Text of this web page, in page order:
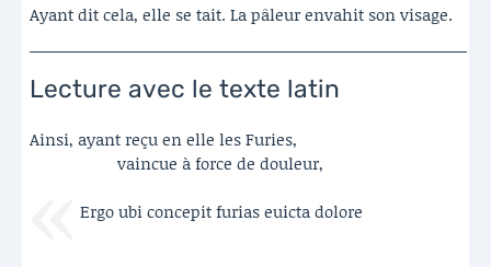
Ayant dit cela, elle se tait. La pâleur envahit son visage.
Lecture avec le texte latin
Ainsi, ayant reçu en elle les Furies,
vaincue à force de douleur,
Ergo ubi concepit furias euicta dolore